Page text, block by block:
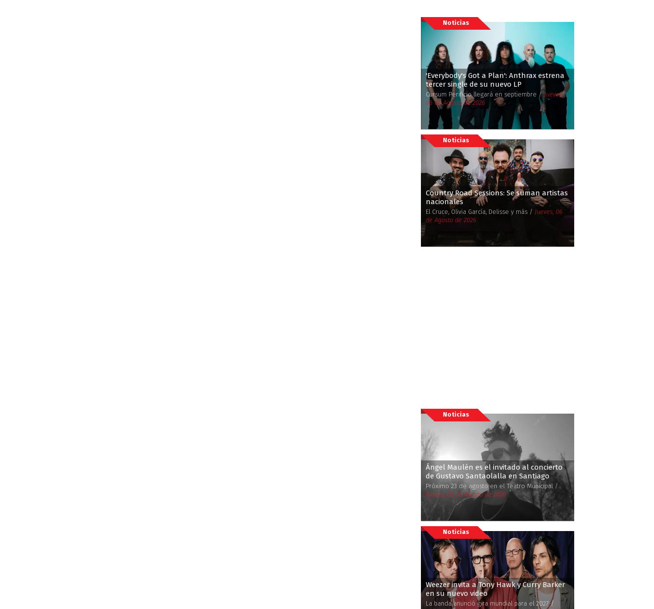
Noticias
'Everybody's Got a Plan': Anthrax estrena
tercer single de su nuevo LP
Cursum Perificio llegará en septiembre /Jueves,
06 de Agosto de 2026
Noticias
Country Road Sessions: Se suman artistas
nacionales
El Cruce, Olivia García, Delisse y más / Jueves, 06
de Agosto de 2026
Noticias
Ángel Maulén es el invitado al concierto
de Gustavo Santaolalla en Santiago
Próximo 23 de agosto en el Teatro Municipal /
Jueves, 06 de Agosto de 2026
Noticias
Weezer invita a Tony Hawk y Curry Barker
en su nuevo video
La banda anunció gira mundial para el 2027 /